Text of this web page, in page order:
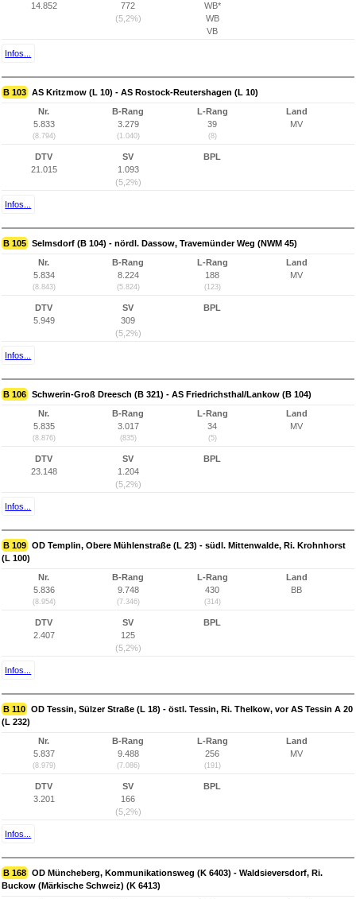
14.852
772
(5,2%)
WB*
WB
VB
Infos...
B 103 AS Kritzmow (L 10) - AS Rostock-Reutershagen (L 10)
Nr.
5.833
(8.794)
B-Rang
3.279
(1.040)
L-Rang
39
(8)
Land
MV
DTV
21.015
SV
1.093
(5,2%)
BPL
Infos...
B 105 Selmsdorf (B 104) - nördl. Dassow, Travemünder Weg (NWM 45)
Nr.
5.834
(8.843)
B-Rang
8.224
(5.824)
L-Rang
188
(123)
Land
MV
DTV
5.949
SV
309
(5,2%)
BPL
Infos...
B 106 Schwerin-Groß Dreesch (B 321) - AS Friedrichsthal/Lankow (B 104)
Nr.
5.835
(8.876)
B-Rang
3.017
(835)
L-Rang
34
(5)
Land
MV
DTV
23.148
SV
1.204
(5,2%)
BPL
Infos...
B 109 OD Templin, Obere Mühlenstraße (L 23) - südl. Mittenwalde, Ri. Krohnhorst
(L 100)
Nr.
5.836
(8.954)
B-Rang
9.748
(7.346)
L-Rang
430
(314)
Land
BB
DTV
2.407
SV
125
(5,2%)
BPL
Infos...
B 110 OD Tessin, Sülzer Straße (L 18) - östl. Tessin, Ri. Thelkow, vor AS Tessin A 20
(L 232)
Nr.
5.837
(8.979)
B-Rang
9.488
(7.086)
L-Rang
256
(191)
Land
MV
DTV
3.201
SV
166
(5,2%)
BPL
Infos...
B 168 OD Müncheberg, Kommunikationsweg (K 6403) - Waldsieversdorf, Ri.
Buckow (Märkische Schweiz) (K 6413)